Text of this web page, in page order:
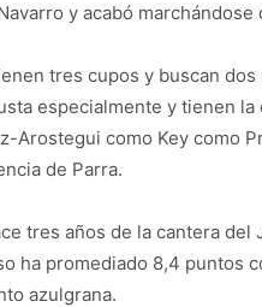
y acabó marchándose
tres cupos y buscan
especialmente y tienen la
Arostegui como Key como
de Parra.
tres años de la cantera
ha promediado 8,4 puntos
azulgrana.